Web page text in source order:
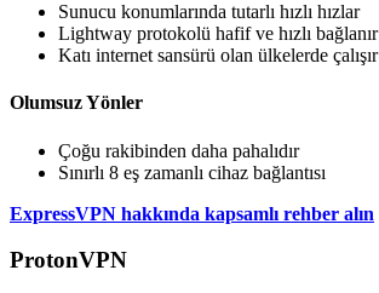
Sunucu konumlarında tutarlı hızlı hızlar
Lightway protokolü hafif ve hızlı bağlanır
Katı internet sansürü olan ülkelerde çalışır
Olumsuz Yönler
Çoğu rakibinden daha pahalıdır
Sınırlı 8 eş zamanlı cihaz bağlantısı
ExpressVPN hakkında kapsamlı rehber alın
ProtonVPN